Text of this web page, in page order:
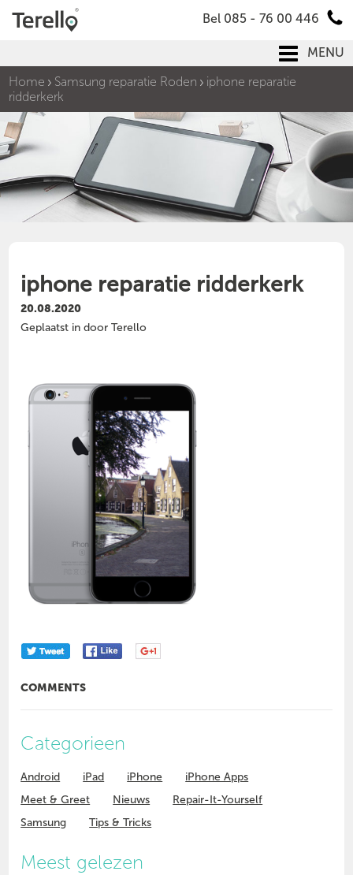
Bel 085 - 76 00 446
MENU
Home
Samsung reparatie Roden
iphone reparatie
ridderkerk
iphone reparatie ridderkerk
20.08.2020
Geplaatst in door Terello
COMMENTS
Categorieen
Android iPad iPhone
iPhone Apps
Meet & Greet
Nieuws
Repair-It-Yourself
Samsung
Tips & Tricks
Meest gelezen